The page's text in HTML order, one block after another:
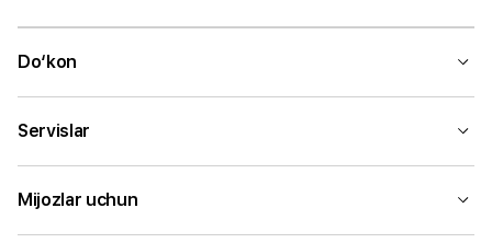
Do‘kon
Servislar
Mijozlar uchun